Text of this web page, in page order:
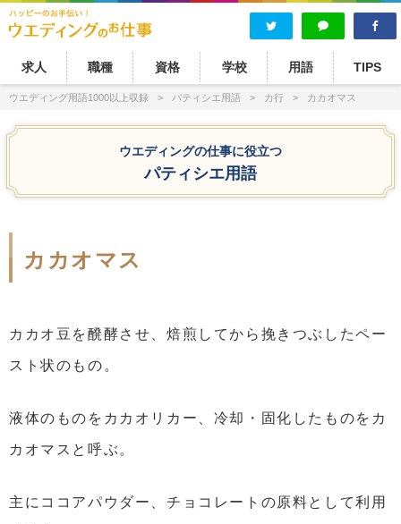
求人 職種 資格 学校 用語 TIPS
ウエディング用語1000以上収録 パティシエ用語 カ行 カカオマス
ウエディングの仕事に役立つ
パティシエ用語
カカオマス
カカオ豆を醗酵させ、焙煎してから挽きつぶしたペー
スト状のもの。
液体のものをカカオリカー、冷却・固化したものをカ
カオマスと呼ぶ。
主にココアパウダー、チョコレートの原料として利用